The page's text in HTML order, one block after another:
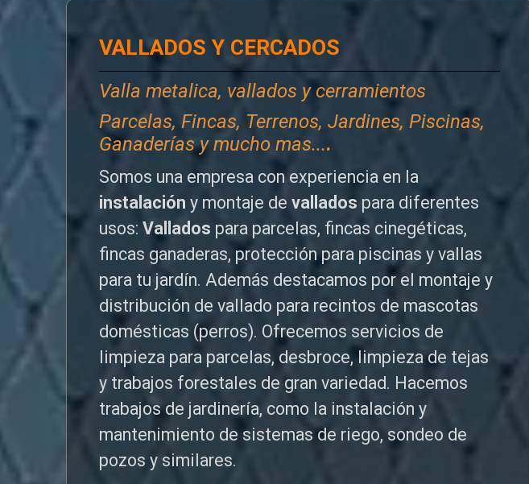
VALLADOS Y CERCADOS
Valla metalica, vallados y cerramientos
Parcelas, Fincas, Terrenos, Jardines, Piscinas,
Ganaderías y mucho mas....
Somos una empresa con experiencia en la
instalacióny montaje devallados para diferentes
usos: Vallados para parcelas, fincas cinegéticas,
fincas ganaderas, protección para piscinas y vallas
para tu jardín. Además destacamos por el montaje y
distribución de vallado para recintos de mascotas
domésticas (perros). Ofrecemos servicios de
limpieza para parcelas, desbroce, limpieza de tejas
y trabajos forestales de gran variedad. Hacemos
trabajos de jardinería, como la instalación y
mantenimiento de sistemas de riego, sondeo de
pozos y similares.